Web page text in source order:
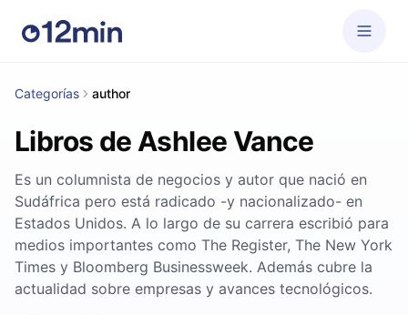
Categorías author
Libros de Ashlee Vance
Es un columnista de negocios y autor que nació en
Sudáfrica pero está radicado -y nacionalizado- en
Estados Unidos. A lo largo de su carrera escribió para
medios importantes como The Register, The New York
Times y Bloomberg Businessweek. Además cubre la
actualidad sobre empresas y avances tecnológicos.